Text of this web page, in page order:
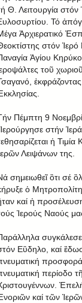
Θ. Λειτουργία
Τό
Ἀρχιερατικό
στόν
Ἁγίου
τοῦ
Πέμπτη 9
στήν
ἡ
Λειψάνων της.
σημειωθεῖ ὃτι σέ
ὁ
καί ἡ
Ἱερούς Ναούς
συγκάλεσε
Εὒδηλο, καί
περίοδο
καί τῶν